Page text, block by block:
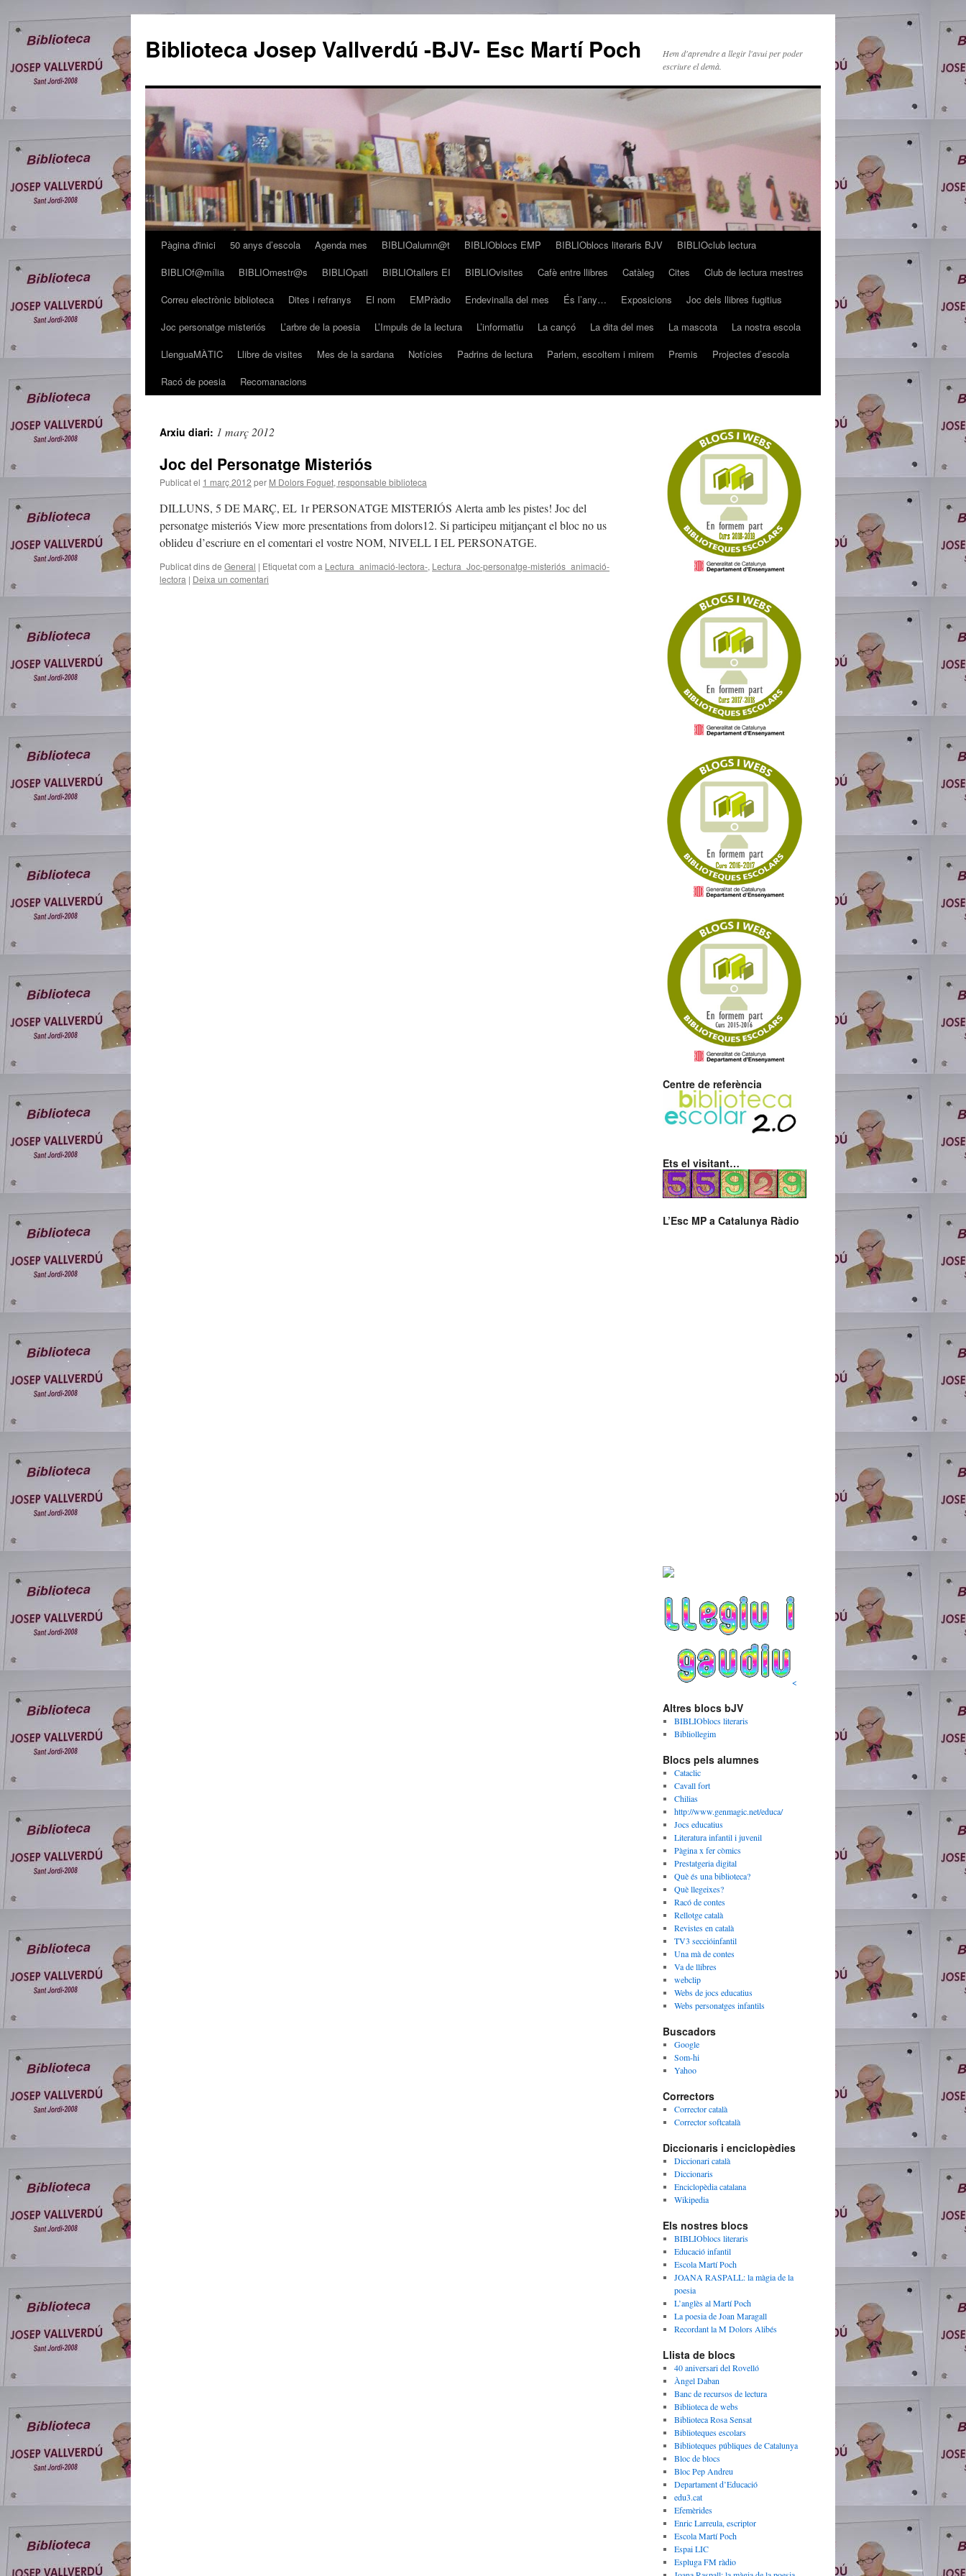
Biblioteca Josep Vallverdú -BJV- Esc Martí Poch
Hem d'aprendre a llegir l'avui per poder
escriure el demà.
Vés
contingut
Pàgina d'inici 50 anys d’escola Agenda mes BIBLIOalumn@t BIBLIOblocs EMP BIBLIOblocs literaris BJV
BIBLIOclub lectura
BIBLIOf@mília
BIBLIOmestr@s BIBLIOpati BIBLIOtallers EI BIBLIOvisites Cafè entre llibres Catàleg Cites
Club de lectura mestres
Correu electrònic biblioteca
Dites i refranys El nom EMPràdio Endevinalla del mes És l’any… Exposicions
Joc dels llibres fugitius
Joc personatge misteriós
L’arbre de la poesia L’Impuls de la lectura L’informatiu La cançó La dita del mes La mascota
La nostra escola
LlenguaMÀTIC
Llibre de visites Mes de la sardana Notícies Padrins de lectura Parlem, escoltem i mirem Premis
Projectes d’escola
Racó de poesia
Recomanacions
Arxiu diari: 1 març 2012
Joc del Personatge Misteriós
Publicat el 1 març 2012 per M Dolors Foguet, responsable biblioteca
DILLUNS, 5 DE MARÇ, EL 1r PERSONATGE MISTERIÓS Alerta amb les pistes! Joc del
personatge misteriós View more presentations from dolors12. Si participeu mitjançant el bloc no us
oblideu d’escriure en el comentari el vostre NOM, NIVELL I EL PERSONATGE.
Publicat dins de General | Etiquetat com a Lectura_animació-lectora-, Lectura_Joc-personatge-misteriós_animació-
lectora | Deixa un comentari
Centre de referència
Ets el visitant…
L’Esc MP a Catalunya Ràdio
<
Altres blocs bJV
BIBLIOblocs literaris
Bibliollegim
Blocs pels alumnes
Cataclic
Cavall fort
Chilias
http://www.genmagic.net/educa/
Jocs educatius
Literatura infantil i juvenil
Pàgina x fer còmics
Prestatgeria digital
Què és una biblioteca?
Què llegeixes?
Racó de contes
Rellotge català
Revistes en català
TV3 seccióinfantil
Una mà de contes
Va de llibres
webclip
Webs de jocs educatius
Webs personatges infantils
Buscadors
Google
Som-hi
Yahoo
Correctors
Corrector català
Corrector softcatalà
Diccionaris i enciclopèdies
Diccionari català
Diccionaris
Enciclopèdia catalana
Wikipedia
Els nostres blocs
BIBLIOblocs literaris
Educació infantil
Escola Martí Poch
JOANA RASPALL: la màgia de la
poesia
L’anglès al Martí Poch
La poesia de Joan Maragall
Recordant la M Dolors Alibés
Llista de blocs
40 aniversari del Rovelló
Àngel Daban
Banc de recursos de lectura
Biblioteca de webs
Biblioteca Rosa Sensat
Biblioteques escolars
Biblioteques públiques de Catalunya
Bloc de blocs
Bloc Pep Andreu
Departament d’Educació
edu3.cat
Efemèrides
Enric Larreula, escriptor
Escola Martí Poch
Espai LIC
Espluga FM ràdio